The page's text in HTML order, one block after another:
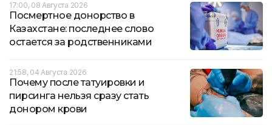
17:00, 08 Августа 2026
Посмертное донорство в
Казахстане: последнее слово
остается за родственниками
21:58, 04 Августа 2026
Почему после татуировки и
пирсинга нельзя сразу стать
донором крови